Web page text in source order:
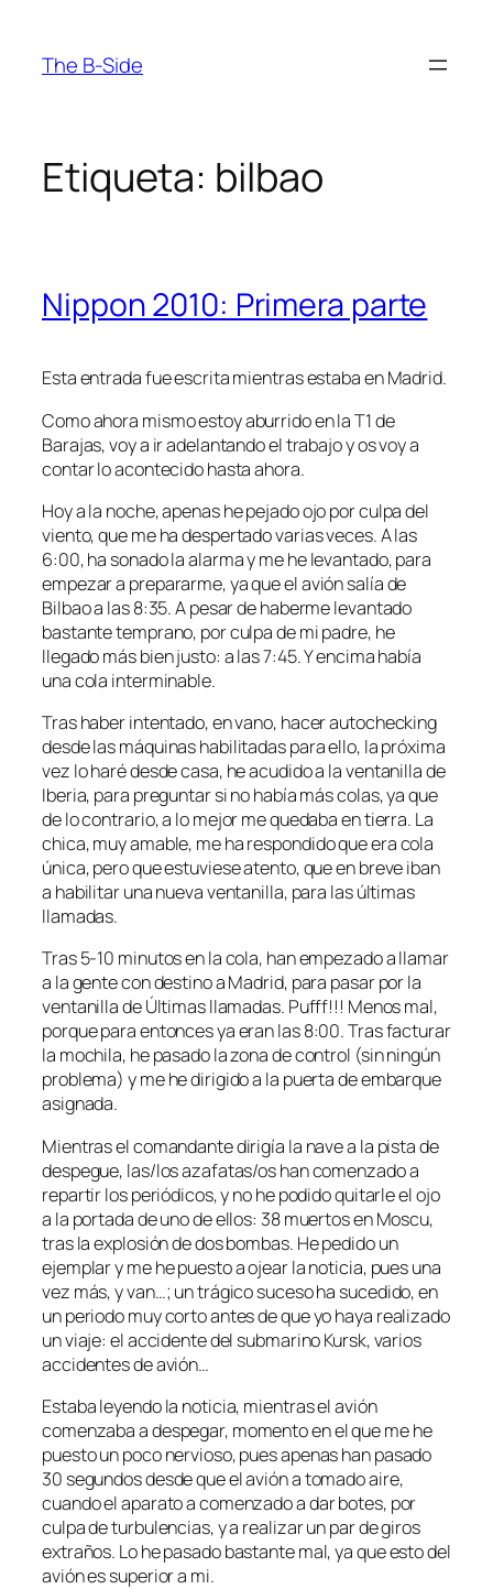
contenido
The B-Side
Etiqueta: bilbao
Nippon 2010: Primera parte
Esta entrada fue escrita mientras estaba en Madrid.
Como ahora mismo estoy aburrido en la T1 de
Barajas, voy a ir adelantando el trabajo y os voy a
contar lo acontecido hasta ahora.
Hoy a la noche, apenas he pejado ojo por culpa del
viento, que me ha despertado varias veces. A las
6:00, ha sonado la alarma y me he levantado, para
empezar a prepararme, ya que el avión salía de
Bilbao a las 8:35. A pesar de haberme levantado
bastante temprano, por culpa de mi padre, he
llegado más bien justo: a las 7:45. Y encima había
una cola interminable.
Tras haber intentado, en vano, hacer autochecking
desde las máquinas habilitadas para ello, la próxima
vez lo haré desde casa, he acudido a la ventanilla de
Iberia, para preguntar si no había más colas, ya que
de lo contrario, a lo mejor me quedaba en tierra. La
chica, muy amable, me ha respondido que era cola
única, pero que estuviese atento, que en breve iban
a habilitar una nueva ventanilla, para las últimas
llamadas.
Tras 5-10 minutos en la cola, han empezado a llamar
a la gente con destino a Madrid, para pasar por la
ventanilla de Últimas llamadas. Pufff!!! Menos mal,
porque para entonces ya eran las 8:00. Tras facturar
la mochila, he pasado la zona de control (sin ningún
problema) y me he dirigido a la puerta de embarque
asignada.
Mientras el comandante dirigía la nave a la pista de
despegue, las/los azafatas/os han comenzado a
repartir los periódicos, y no he podido quitarle el ojo
a la portada de uno de ellos: 38 muertos en Moscu,
tras la explosión de dos bombas. He pedido un
ejemplar y me he puesto a ojear la noticia, pues una
vez más, y van…; un trágico suceso ha sucedido, en
un periodo muy corto antes de que yo haya realizado
un viaje: el accidente del submarino Kursk, varios
accidentes de avión…
Estaba leyendo la noticia, mientras el avión
comenzaba a despegar, momento en el que me he
puesto un poco nervioso, pues apenas han pasado
30 segundos desde que el avión a tomado aire,
cuando el aparato a comenzado a dar botes, por
culpa de turbulencias, y a realizar un par de giros
extraños. Lo he pasado bastante mal, ya que esto del
avión es superior a mi.